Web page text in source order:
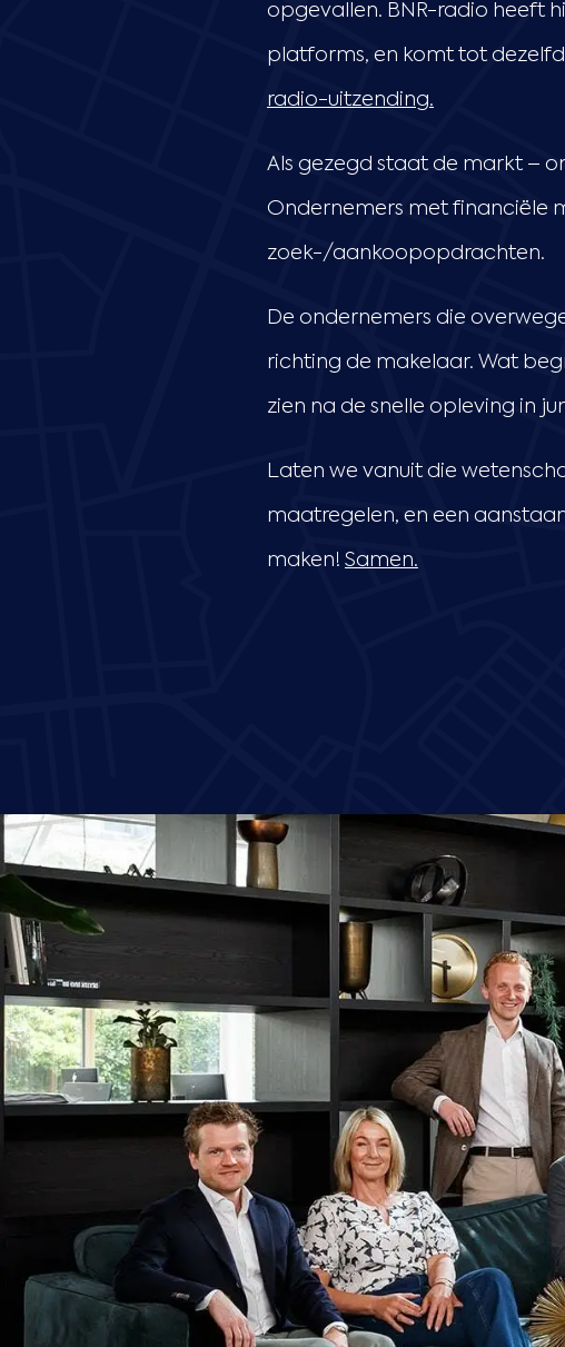
opgevallen. BNR-radio heeft
platforms, en komt tot
radio-uitzending.
Als gezegd staat de markt –
Ondernemers met financiële
zoek-/aankoopopdrachten.
De ondernemers die
richting de makelaar. Wat
zien na de snelle opleving in
Laten we vanuit die
maatregelen, en een
maken! Samen.